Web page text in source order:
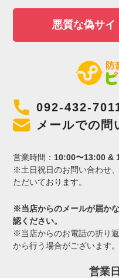
悪質な偽サ
092-432-
メールでの問
営業時間： 10:00〜13:00 &
※土日祝日のお問い合わせ
ただいております。
※当店からのメールが届かな
認ください。
※当店からのお電話の折り
から行う場合がございます。
営業